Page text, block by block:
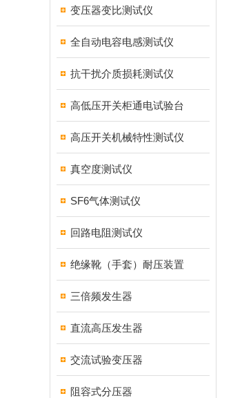
变压器变比测试仪
全自动电容电感测试仪
抗干扰介质损耗测试仪
高低压开关柜通电试验台
高压开关机械特性测试仪
真空度测试仪
SF6气体测试仪
回路电阻测试仪
绝缘靴（手套）耐压装置
三倍频发生器
直流高压发生器
交流试验变压器
阻容式分压器